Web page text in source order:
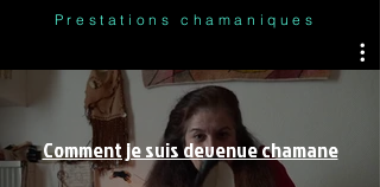
Prestations chamaniques
Comment je suis devenue chamane